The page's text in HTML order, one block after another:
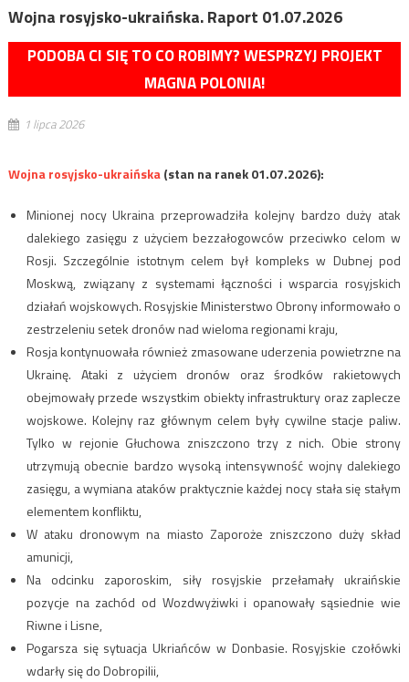
Wojna rosyjsko-ukraińska. Raport 01.07.2026
PODOBA CI SIĘ TO CO ROBIMY? WESPRZYJ PROJEKT
MAGNA POLONIA!
1 lipca 2026
Wojna rosyjsko-ukraińska(stan na ranek 01.07.2026):
Minionej nocy Ukraina przeprowadziła kolejny bardzo duży atak
dalekiego zasięgu z użyciem bezzałogowców przeciwko celom w
Rosji. Szczególnie istotnym celem był kompleks w Dubnej pod
Moskwą, związany z systemami łączności i wsparcia rosyjskich
działań wojskowych. Rosyjskie Ministerstwo Obrony informowało o
zestrzeleniu setek dronów nad wieloma regionami kraju,
Rosja kontynuowała również zmasowane uderzenia powietrzne na
Ukrainę. Ataki z użyciem dronów oraz środków rakietowych
obejmowały przede wszystkim obiekty infrastruktury oraz zaplecze
wojskowe. Kolejny raz głównym celem były cywilne stacje paliw.
Tylko w rejonie Głuchowa zniszczono trzy z nich. Obie strony
utrzymują obecnie bardzo wysoką intensywność wojny dalekiego
zasięgu, a wymiana ataków praktycznie każdej nocy stała się stałym
elementem konfliktu,
W ataku dronowym na miasto Zaporoże zniszczono duży skład
amunicji,
Na odcinku zaporoskim, siły rosyjskie przełamały ukraińskie
pozycje na zachód od Wozdwyżiwki i opanowały sąsiednie wie
Riwne i Lisne,
Pogarsza się sytuacja Ukriańców w Donbasie. Rosyjskie czołówki
wdarły się do Dobropilii,